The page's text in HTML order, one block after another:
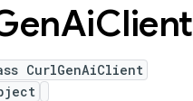
AiClient
CurlGenAiClient